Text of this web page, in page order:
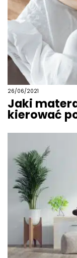
26/06/2021
Jaki
kierować